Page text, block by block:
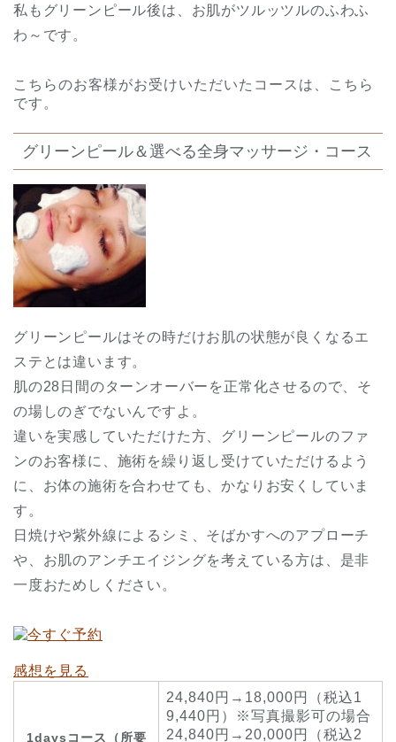
私もグリーンピール後は、お肌がツルッツルのふわふ
わ～です。
こちらのお客様がお受けいただいたコースは、こちら
です。
グリーンピール＆選べる全身マッサージ・コース
グリーンピールはその時だけお肌の状態が良くなるエ
ステとは違います。
肌の28日間のターンオーバーを正常化させるので、そ
の場しのぎでないんですよ。
違いを実感していただけた方、グリーンピールのファ
ンのお客様に、施術を繰り返し受けていただけるよう
に、お体の施術を合わせても、かなりお安くしていま
す。
日焼けや紫外線によるシミ、そばかすへのアプローチ
や、お肌のアンチエイジングを考えている方は、是非
一度おためしください。
感想を見る
1daysコース（所要
24,840円→18,000円（税込1
9,440円）※写真撮影可の場合
24,840円→20,000円（税込2